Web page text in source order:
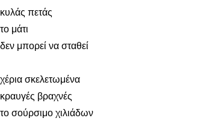
κυλάς πετάς
το μάτι
δεν μπορεί να σταθεί
χέρια σκελετωμένα
κραυγές βραχνές
το σούρσιμο χιλιάδων